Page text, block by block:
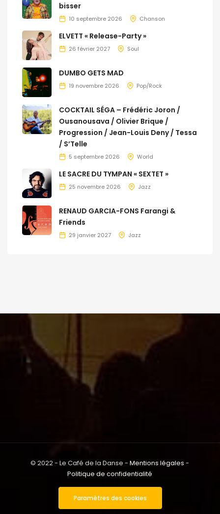
bisser
10 septembre 2026 Chanson
ELVETT « Release-Party »
26 février 2027 Soul
DUMBO GETS MAD
19 novembre 2026 Pop/Rock
COCKTAIL SÉGA – Frédéric Joron /
Ousanousava / Olivier Brique /
Progression / Jean-Louis Deny / Tessa
/ S’Telle
5 septembre 2026 World
LE SACRE DU TYMPAN « SEXTET »
25 novembre 2026 Jazz
RENAUD GARCIA-FONS Farangi &
Friends
29 janvier 2027 Jazz
© 2022 - Le Café de la Danse -Mentions légales -
Politique de confidentialité
Paramètres des cookies